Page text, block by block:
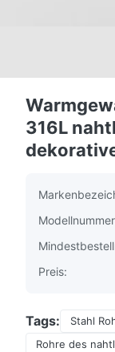
316L
Preis:
Tags: Stahl
Rohre des